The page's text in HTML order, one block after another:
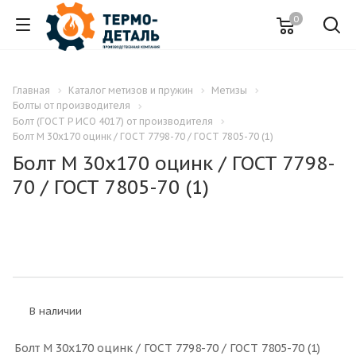
0
Главная Каталог метизов и пружин
Метизы
Болты от производителя
Болт (ГОСТ Р ИСО 4017) от производителя
Болт M 30x170 оцинк / ГОСТ 7798-70 / ГОСТ 7805-70 (1)
Болт M 30x170 оцинк / ГОСТ 7798-
70 / ГОСТ 7805-70 (1)
В наличии
Болт M 30x170 оцинк / ГОСТ 7798-70 / ГОСТ 7805-70 (1)